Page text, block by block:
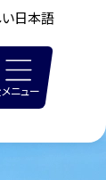
い日本語
ニュー